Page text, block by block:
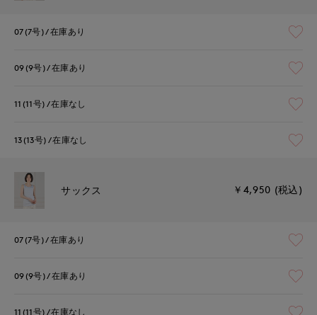
07(7号) 在庫あり
09(9号) 在庫あり
11(11号) 在庫なし
13(13号) 在庫なし
サックス ￥4,950 (税込)
07(7号) 在庫あり
09(9号) 在庫あり
11(11号) 在庫なし